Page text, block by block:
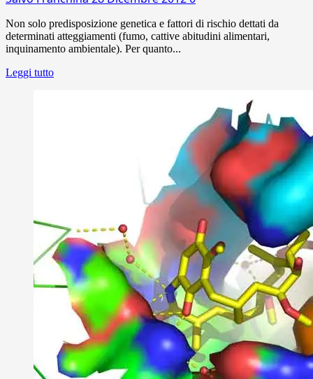
Non solo predisposizione genetica e fattori di rischio dettati da
determinati atteggiamenti (fumo, cattive abitudini alimentari,
inquinamento ambientale). Per quanto...
Leggi tutto